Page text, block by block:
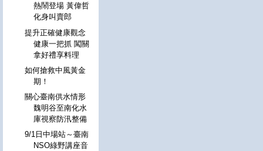
熱鬧登場 黃偉哲
化身叫賣郎
提升正確健康觀念
健康一把抓 闖關
拿好禮享料理
如何搶救中風黃金
期！
關心臺南供水情形
魏明谷至南化水
庫視察防汛整備
9/1日中場站～臺南
NSO綠野講座音